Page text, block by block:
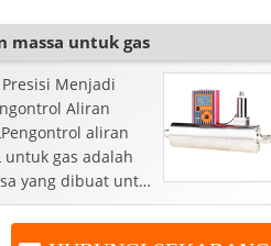
massa untuk gas
Menjadi
Aliran
aliran
untuk gas adalah
yang dibuat untuk
aliran aliran